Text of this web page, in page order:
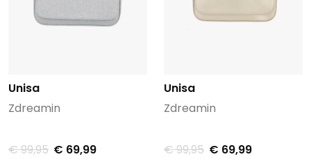
Unisa
Zdreamin
€ 99,95 € 69,99
Unisa
Zdreamin
€ 99,95 € 69,99